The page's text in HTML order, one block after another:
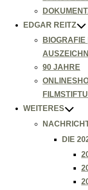
EDGAR REITZ
BIOGRAFIE
90 JAHRE
WEITERES
DIE